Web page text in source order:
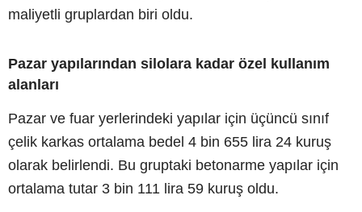
maliyetli gruplardan biri oldu.
Pazar yapılarından silolara kadar özel kullanım
alanları
Pazar ve fuar yerlerindeki yapılar için üçüncü sınıf
çelik karkas ortalama bedel 4 bin 655 lira 24 kuruş
olarak belirlendi. Bu gruptaki betonarme yapılar için
ortalama tutar 3 bin 111 lira 59 kuruş oldu.